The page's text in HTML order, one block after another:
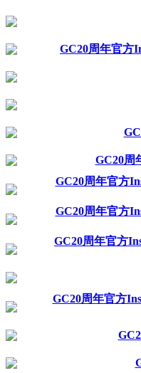
GC20周年官方
GC20周
GC20周年官方
GC20周年官方
GC20周年官方
GC20周年官方